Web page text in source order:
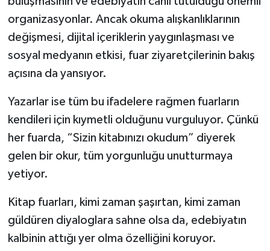
organizasyonlar. Ancak okuma alışkanlıklarının
değişmesi, dijital içeriklerin yaygınlaşması ve
sosyal medyanın etkisi, fuar ziyaretçilerinin bakış
açısına da yansıyor.
Yazarlar ise tüm bu ifadelere rağmen fuarların
kendileri için kıymetli olduğunu vurguluyor. Çünkü
her fuarda, “Sizin kitabınızı okudum” diyerek
gelen bir okur, tüm yorgunluğu unutturmaya
yetiyor.
Kitap fuarları, kimi zaman şaşırtan, kimi zaman
güldüren diyaloglara sahne olsa da, edebiyatın
kalbinin attığı yer olma özelliğini koruyor.